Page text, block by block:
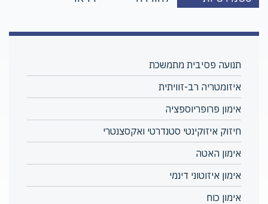
תנועה פסיבית מתמשכת
איזומטריה רב-זוויתית
אימון פרופריוספציה
חיזוק איזוקינטי סטנדרטי ואקסצנטרי
אימון האטה
אימון איזוטוני דינמי
אימון כוח